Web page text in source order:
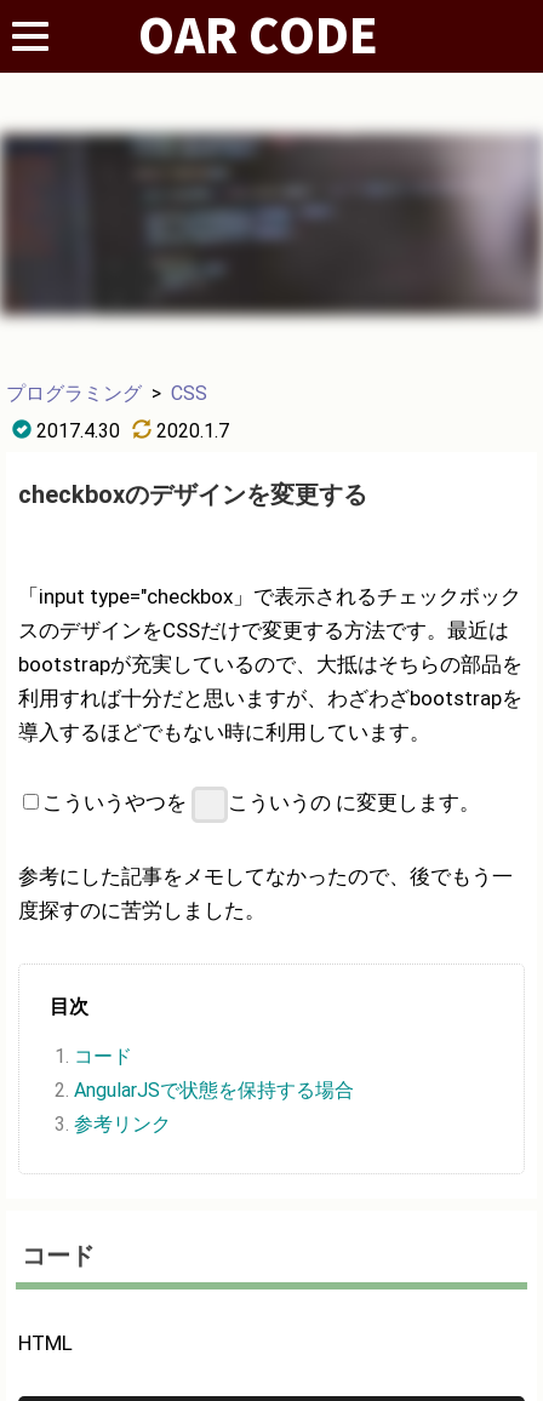
プログラミング > CSS
2017.4.30
2020.1.7
checkboxのデザインを変更する
「input type="checkbox」で表示されるチェックボック
スのデザインをCSSだけで変更する方法です。最近は
bootstrapが充実しているので、大抵はそちらの部品を
利用すれば十分だと思いますが、わざわざbootstrapを
導入するほどでもない時に利用しています。
こういうやつを こういうの に変更します。
参考にした記事をメモしてなかったので、後でもう一
度探すのに苦労しました。
目次
コード
AngularJSで状態を保持する場合
参考リンク
コード
HTML